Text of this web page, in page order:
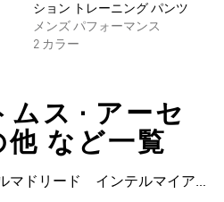
ション トレーニング パンツ
メンズ パフォーマンス
2 カラー
ムス • アーセ
他 など一覧
マドリード
インテルマイアミ